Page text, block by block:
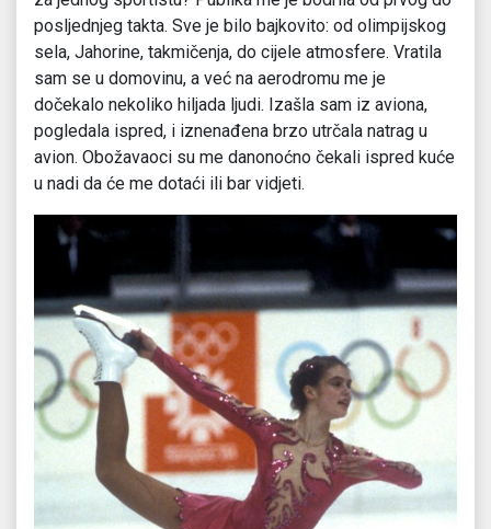
posljednjeg takta. Sve je bilo bajkovito: od olimpijskog
sela, Jahorine, takmičenja, do cijele atmosfere. Vratila
sam se u domovinu, a već na aerodromu me je
dočekalo nekoliko hiljada ljudi. Izašla sam iz aviona,
pogledala ispred, i iznenađena brzo utrčala natrag u
avion. Obožavaoci su me danonoćno čekali ispred kuće
u nadi da će me dotaći ili bar vidjeti.